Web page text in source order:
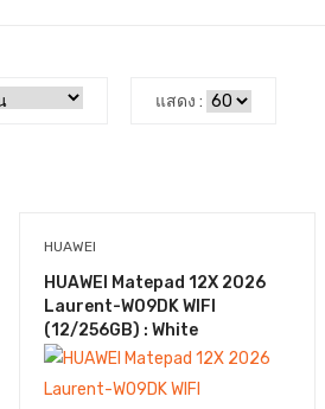
แสดง :
HUAWEI
HUAWEI Matepad 12X 2026
Laurent-W09DK WIFI
(12/256GB) : White